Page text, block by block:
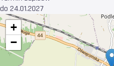
do 24.01.2027
+
−